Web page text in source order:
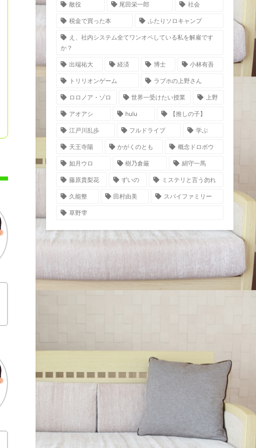
敵役 尾田栄一郎 社会
税金で買った本 ふたりソロキャンプ
え、社内システム全てワンオペしている私を解雇です
か？
出端祐大 経済 博士 小林有吾
トリリオンゲーム ラブホの上野さん
ロロノア・ゾロ 世界一受けたい授業 上野
アオアシ hulu 【推しの子】
江戸川乱歩 フルドライブ 学ぶ
天王寺陽 かがくのとも 概念ドロボウ
如月ウロ 樹乃倉厳 絹守一馬
藤原貴梨花 ずいの ミステリと言う勿れ
久能整 田村由美 スパイファミリー
草野雫